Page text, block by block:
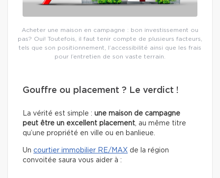
Acheter une maison en campagne : bon investissement ou
pas? Oui! Toutefois, il faut tenir compte de plusieurs facteurs,
tels que son positionnement, l’accessibilité ainsi que les frais
pour l’entretien de son vaste terrain.
Gouffre ou placement ? Le verdict !
La vérité est simple : une maison de campagne
peut être un excellent placement, au même titre
qu’une propriété en ville ou en banlieue.
Un courtier immobilier RE/MAX de la région
convoitée saura vous aider à :